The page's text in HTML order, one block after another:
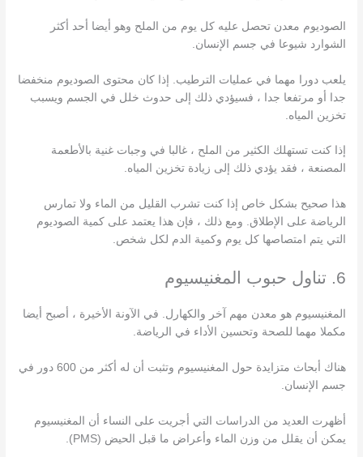
الصوديوم معدن تحصل عليه كل يوم من الملح وهو أيضا أحد أكثر
الشوارد شيوعا في جسم الإنسان.
يلعب دورا مهما في عمليات الترطيب. إذا كان محتوى الصوديوم منخفضا
جدا أو مرتفعا جدا ، فسيؤدي ذلك إلى حدوث خلل في الجسم ويسبب
تخزين المياه.
إذا كنت تستهلك الكثير من الملح ، غالبا في وجبات غنية بالأطعمة
المصنعة ، فقد يؤدي ذلك إلى زيادة تخزين المياه.
هذا صحيح بشكل خاص إذا كنت تشرب القليل من الماء ولا تمارس
الرياضة على الإطلاق. ومع ذلك ، فإن هذا يعتمد على كمية الصوديوم
التي يتم امتصاصها كل يوم وكمية الدم لكل شخص.
6. تناول حبوب المغنيسيوم
المغنيسيوم هو معدن مهم آخر والكهارل. في الآونة الأخيرة ، أصبح أيضا
مكملا مهما للصحة وتحسين الأداء في الرياضة.
هناك أبحاث متزايدة حول المغنيسيوم وتثبت أن له أكثر من 600 دور في
جسم الإنسان.
أظهرت العديد من الدراسات التي أجريت على النساء أن المغنيسيوم
يمكن أن يقلل من وزن الماء وأعراض ما قبل الحيض (PMS).